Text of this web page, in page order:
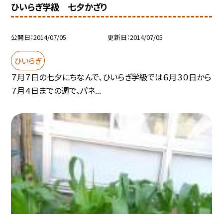
ひいらぎ学級 七夕かざり
公開日 2014/07/05 更新日 2014/07/05
ひいらぎ
７月７日の七夕にちなんで、ひいらぎ学級では６月３０日から
７月４日までの週で、パネ...